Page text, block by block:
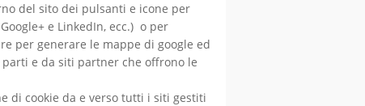
del sito dei pulsanti e icone per
e LinkedIn, ecc.) o per
per generare le mappe di google ed
e da siti partner che offrono le
di cookie da e verso tutti i siti gestiti